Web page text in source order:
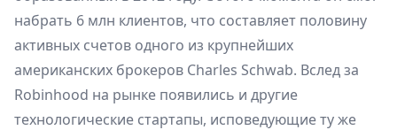
набрать 6 млн клиентов, что составляет половину
активных счетов одного из крупнейших
американских брокеров Charles Schwab. Вслед за
Robinhood на рынке появились и другие
технологические стартапы, исповедующие ту же